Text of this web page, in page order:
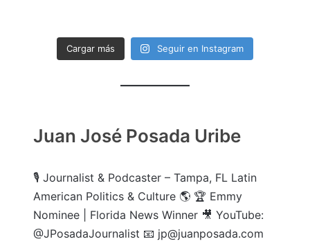
Cargar más Seguir en Instagram
Juan José Posada Uribe
🎙️ Journalist & Podcaster – Tampa, FL Latin
American Politics & Culture 🌎 🏆 Emmy
Nominee | Florida News Winner 🎥 YouTube:
@JPosadaJournalist 📧 jp@juanposada.com